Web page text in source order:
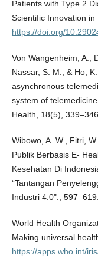
Patients with Type 2
Scientific Innovation in
https://doi.org/
Von Wangenheim, A.,
Nassar, S. M., & Ho,
asynchronous
system of
Health, 18(5), 339–346.
Wibowo, A. W., Fitri,
Publik Berbasis E-
Kesehatan Di
“Tantangan
Industri 4.0"., 597–619.
World Health
Making universal
https://apps.who.int/